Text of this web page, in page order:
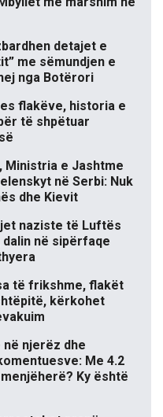
detajet e
me sëmundjen e
nga Botërori
flakëve, historia e
të shpëtuar
Ministria e Jashtme
në Serbi: Nuk
dhe Kievit
naziste të Luftës
në sipërfaqe
të frikshme, flakët
kërkohet
njerëz dhe
Me 4.2
Ky është